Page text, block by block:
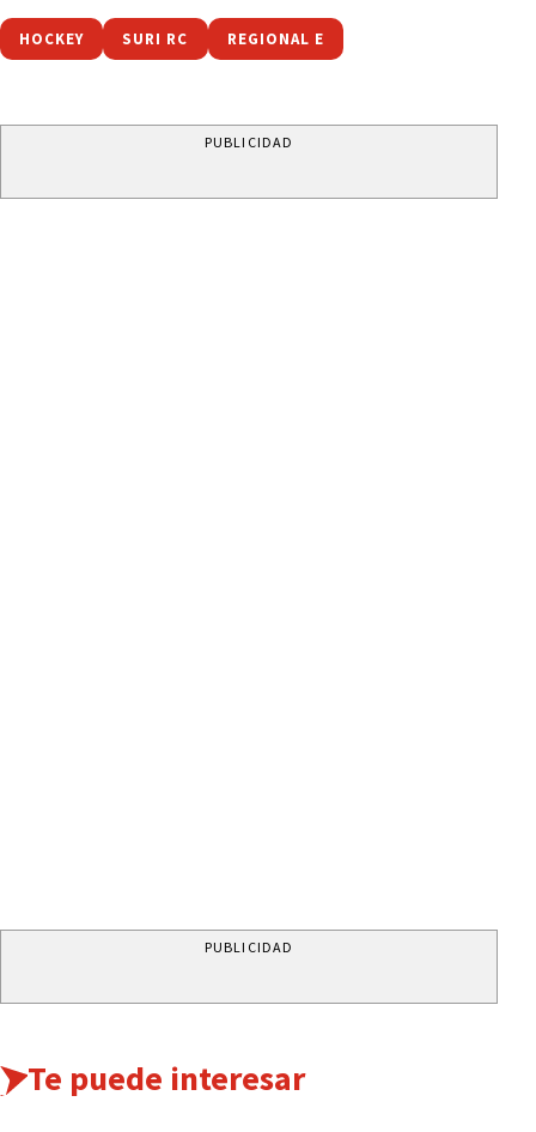
HOCKEY SURI RC REGIONAL E
PUBLICIDAD
PUBLICIDAD
Te puede interesar